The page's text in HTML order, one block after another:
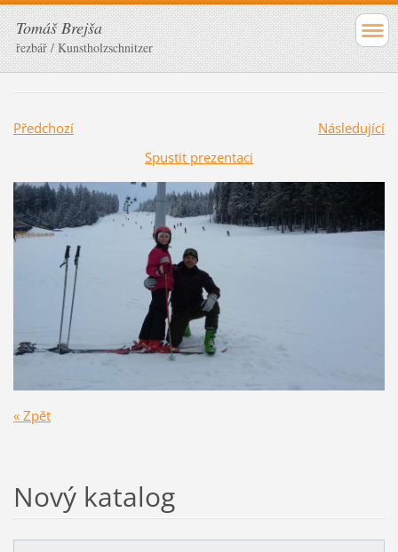
Tomáš Brejša
řezbář / Kunstholzschnitzer
Předchozí
Následující
Spustit prezentaci
« Zpět
Nový katalog